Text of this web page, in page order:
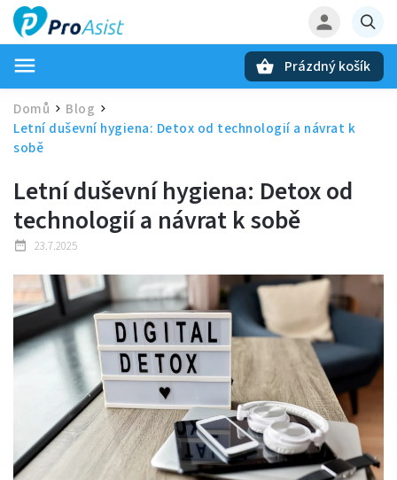
Prázdný košík
Domů / Blog /
Letní duševní hygiena: Detox od technologií a návrat k
sobě
Letní duševní hygiena: Detox od
technologií a návrat k sobě
23.7.2025